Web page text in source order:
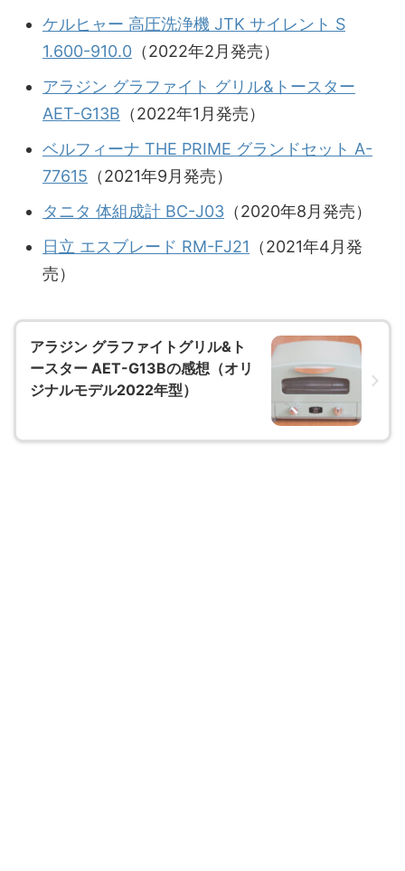
ケルヒャー 高圧洗浄機 JTK サイレント S
1.600-910.0 （2022年2月発売）
アラジン グラファイト グリル&トースター
AET-G13B （2022年1月発売）
ベルフィーナ THE PRIME グランドセット A-
77615 （2021年9月発売）
タニタ 体組成計 BC-J03 （2020年8月発売）
日立 エスブレード RM-FJ21 （2021年4月発
売）
アラジン グラファイトグリル&ト
ースター AET-G13Bの感想（オリ
ジナルモデル2022年型）